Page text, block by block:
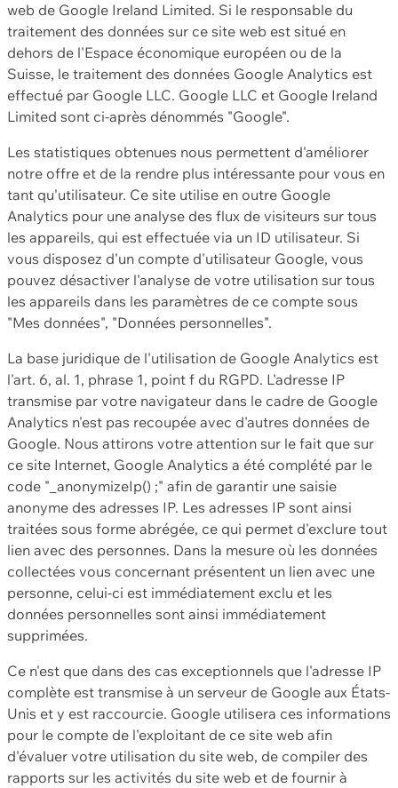
web de Google Ireland Limited. Si le responsable du
traitement des données sur ce site web est situé en
dehors de l'Espace économique européen ou de la
Suisse, le traitement des données Google Analytics est
effectué par Google LLC. Google LLC et Google Ireland
Limited sont ci-après dénommés "Google".
Les statistiques obtenues nous permettent d'améliorer
notre offre et de la rendre plus intéressante pour vous en
tant qu'utilisateur. Ce site utilise en outre Google
Analytics pour une analyse des flux de visiteurs sur tous
les appareils, qui est effectuée via un ID utilisateur. Si
vous disposez d'un compte d'utilisateur Google, vous
pouvez désactiver l'analyse de votre utilisation sur tous
les appareils dans les paramètres de ce compte sous
"Mes données", "Données personnelles".
La base juridique de l'utilisation de Google Analytics est
l'art. 6, al. 1, phrase 1, point f du RGPD. L'adresse IP
transmise par votre navigateur dans le cadre de Google
Analytics n'est pas recoupée avec d'autres données de
Google. Nous attirons votre attention sur le fait que sur
ce site Internet, Google Analytics a été complété par le
code "_anonymizeIp() ;" afin de garantir une saisie
anonyme des adresses IP. Les adresses IP sont ainsi
traitées sous forme abrégée, ce qui permet d'exclure tout
lien avec des personnes. Dans la mesure où les données
collectées vous concernant présentent un lien avec une
personne, celui-ci est immédiatement exclu et les
données personnelles sont ainsi immédiatement
supprimées.
Ce n'est que dans des cas exceptionnels que l'adresse IP
complète est transmise à un serveur de Google aux États-
Unis et y est raccourcie. Google utilisera ces informations
pour le compte de l'exploitant de ce site web afin
d'évaluer votre utilisation du site web, de compiler des
rapports sur les activités du site web et de fournir à